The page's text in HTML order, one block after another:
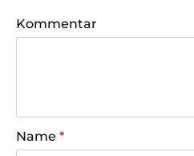
Kommentar
Name *